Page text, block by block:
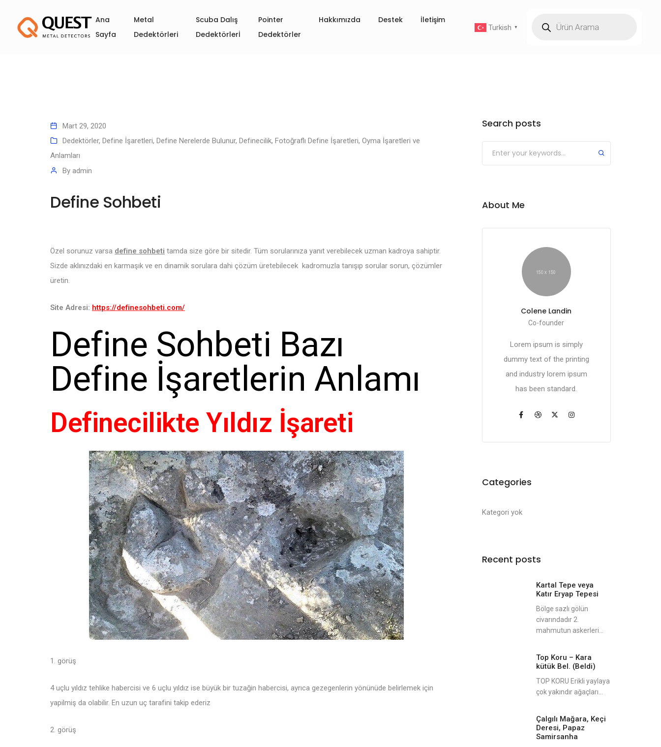
Ana
Sayfa
Metal
Dedektörleri
Scuba Dalış
Dedektörlerİ
Pointer
Dedektörler
Hakkımızda Destek İletişim
Turkish ▼
Mart 29, 2020
Dedektörler, Define İşaretleri, Define Nerelerde Bulunur, Definecilik, Fotoğraflı Define İşaretleri, Oyma İşaretleri ve
Anlamları
By admin
Define Sohbeti
Özel sorunuz varsa define sohbeti tamda size göre bir sitedir. Tüm sorularınıza yanıt verebilecek uzman kadroya sahiptir.
Sizde aklınızdaki en karmaşık ve en dinamik sorulara dahi çözüm üretebilecek kadromuzla tanışıp sorular sorun, çözümler
üretin.
Site Adresi: https://definesohbeti.com/
Define Sohbeti Bazı
Define İşaretlerin Anlamı
Definecilikte Yıldız İşareti
1. görüş
4 uçlu yıldız tehlike habercisi ve 6 uçlu yıldız ise büyük bir tuzağin habercisi, ayrıca gezegenlerin yönünüde belirlemek için
yapilmiş da olabilir. En uzun uç tarafini takip ederiz
2. görüş
Search posts
About Me
Colene Landin
Co-founder
Lorem ipsum is simply
dummy text of the printing
and industry lorem ipsum
has been standard.
Categories
Kategori yok
Recent posts
Kartal Tepe veya
Katır Eryap Tepesi
Bölge sazlı gölün
civarındadır 2.
mahmutun askerleri...
Top Koru – Kara
kütük Bel. (Beldi)
TOP KORU Erikli yaylaya
çok yakındır ağaçları...
Çalgılı Mağara, Keçi
Deresi, Papaz
Samirsanha